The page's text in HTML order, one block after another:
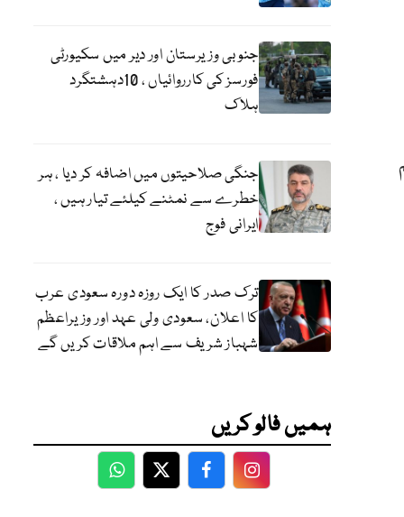
جنوبی وزیرستان اور دیر میں سکیورٹی
فورسز کی کارروائیاں ، 10دہشتگرد
ہلاک
جنگی صلاحیتوں میں اضافہ کر دیا ، ہر
خطرے سے نمٹنے کیلئے تیار ہیں ،
ایرانی فوج
ترک صدر کا ایک روزہ دورہ سعودی عرب
کا اعلان، سعودی ولی عہد اور وزیراعظم
شہباز شریف سے اہم ملاقات کریں گے
ہمیں فالو کریں
WhatsApp
TwitterFacebookFacebook